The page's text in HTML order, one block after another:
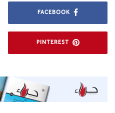
FACEBOOK
PINTEREST